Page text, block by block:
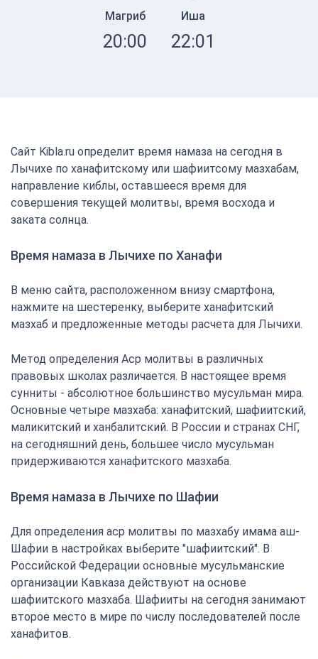
Магриб
20:00
Иша
22:01
Сайт Kibla.ru определит время намаза на сегодня в
Лычихе по ханафитскому или шафиитсому мазхабам,
направление киблы, оставшееся время для
совершения текущей молитвы, время восхода и
заката солнца.
Время намаза в Лычихе по Ханафи
В меню сайта, расположенном внизу смартфона,
нажмите на шестеренку, выберите ханафитский
мазхаб и предложенные методы расчета для Лычихи.
Метод определения Аср молитвы в различных
правовых школах различается. В настоящее время
сунниты - абсолютное большинство мусульман мира.
Основные четыре мазхаба: ханафитский, шафиитский,
маликитский и ханбалитский. В России и странах СНГ,
на сегодняшний день, большее число мусульман
придерживаются ханафитского мазхаба.
Время намаза в Лычихе по Шафии
Для определения аср молитвы по мазхабу имама аш-
Шафии в настройках выберите "шафиитский". В
Российской Федерации основные мусульманские
организации Кавказа действуют на основе
шафиитского мазхаба. Шафииты на сегодня занимают
второе место в мире по числу последователей после
ханафитов.